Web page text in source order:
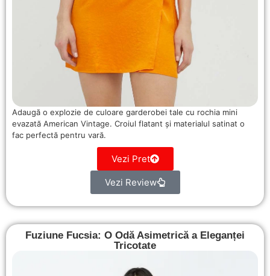
Adaugă o explozie de culoare garderobei tale cu rochia mini
evazată American Vintage. Croiul flatant și materialul satinat o
fac perfectă pentru vară.
Vezi Pret
Vezi Review
Fuziune Fucsia: O Odă Asimetrică a Eleganței
Tricotate